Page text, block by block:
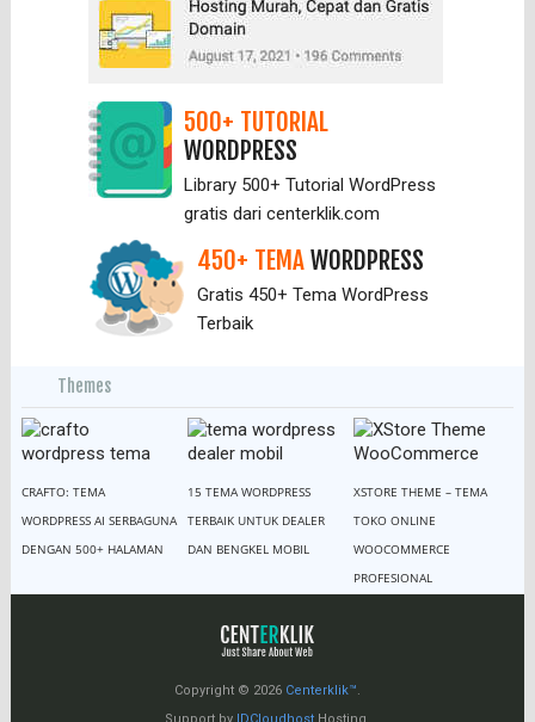
500+ TUTORIAL
WORDPRESS
Library 500+ Tutorial WordPress
gratis dari centerklik.com
450+ TEMAWORDPRESS
Gratis 450+ Tema WordPress
Terbaik
Themes
CRAFTO: TEMA
WORDPRESS AI SERBAGUNA
DENGAN 500+ HALAMAN
15 TEMA WORDPRESS
TERBAIK UNTUK DEALER
DAN BENGKEL MOBIL
XSTORE THEME – TEMA
TOKO ONLINE
WOOCOMMERCE
PROFESIONAL
Copyright © 2026 Centerklik™.